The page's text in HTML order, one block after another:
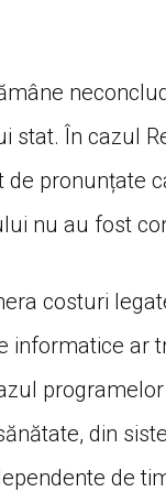
stat. În cazul
pronunțate
nu au fost
costuri
informatice ar
din
de